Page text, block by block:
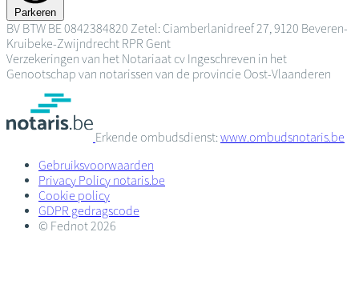
Parkeren
BV BTW BE 0842384820 Zetel: Ciamberlanidreef 27, 9120 Beveren-
Kruibeke-Zwijndrecht RPR Gent
Verzekeringen van het Notariaat cv Ingeschreven in het
Genootschap van notarissen van de provincie Oost-Vlaanderen
Erkende ombudsdienst:www.ombudsnotaris.be
Gebruiksvoorwaarden
Privacy Policy notaris.be
Cookie policy
GDPR gedragscode
© Fednot 2026